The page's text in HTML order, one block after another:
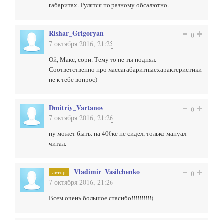
габаритах. Рулятся по разному обсалютно.
Rishar_Grigoryan
7 октября 2016, 21:25
0
Ой, Макс, сори. Тему то не ты поднял.
Соответственно про массагабаритныехарактеристики
не к тебе вопрос)
Dmitriy_Vartanov
7 октября 2016, 21:26
0
ну может быть. на 400ке не сидел, только мануал
читал.
автор Vladimir_Vasilchenko
7 октября 2016, 21:26
0
Всем очень большое спасибо!!!!!!!!!!)